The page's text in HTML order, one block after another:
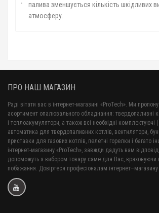
палива зменшується кількість шкідливих
атмосферу.
ПРО НАШ МАГАЗИН
Раді вітати вас в інтернет-магазині «ProTech». Ми
асортимент опалювального обладнання: твердопаливні
і теплоакумулятори, а також всі необхідні комплектуючі
автоматика для твердопаливних котлів, вентилятори,
приставки для газових котлів, пелетні горелки і багато
інтернет-магазину «ProTech», завжди дадуть вам
допоможуть з вибором товару саме для Вас, враховуючи
побажання. Довіртеся професіоналам інтернет–магазину